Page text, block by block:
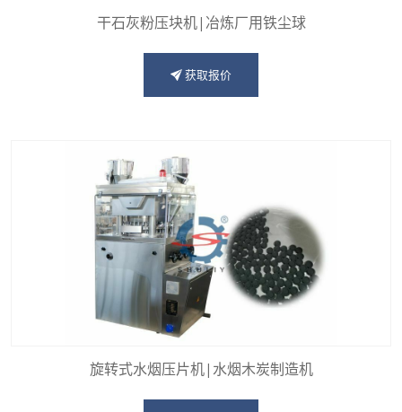
干石灰粉压块机|冶炼厂用铁尘球
获取报价
旋转式水烟压片机|水烟木炭制造机